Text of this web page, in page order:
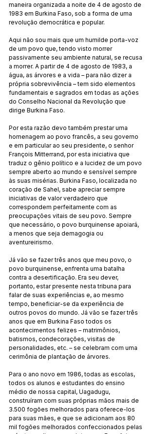
maneira organizada a noite de 4 de agosto de
1983 em Burkina Faso, sob a forma de uma
revolução democrática e popular.
Aqui não sou mais que um humilde porta-voz
de um povo que, tendo visto morrer
passivamente seu ambiente natural, se recusa
a morrer. A partir de 4 de agosto de 1983, a
água, as árvores e a vida – para não dizer a
própria sobrevivência – tem sido elementos
fundamentais e sagrados em todas as ações
do Conselho Nacional da Revolução que
dirige Burkina Faso.
Por esta razão devo também prestar uma
homenagem ao povo francês, a seu governo
e em particular ao seu presidente, o senhor
François Mitterrand, por esta iniciativa que
traduz o gênio político e a lucidez de um povo
sempre aberto ao mundo e sensível sempre
às suas misérias. Burkina Faso, localizada no
coração de Sahel, sabe apreciar sempre
iniciativas de valor verdadeiro que
correspondem perfeitamente com as
preocupações vitais de seu povo. Sempre
que necessário, o povo burquinense apoiará,
a menos que seja demagogia ou
aventureirismo.
Já vão se fazer três anos que meu povo, o
povo burquinense, enfrenta uma batalha
contra a desertificação. Era seu dever,
portanto, estar presente nesta tribuna para
falar de suas experiências e, ao mesmo
tempo, beneficiar-se da experiência de
outros povos do mundo. Já vão se fazer três
anos que em Burkina Faso todos os
acontecimentos felizes – matrimônios,
batismos, condecorações, visitas de
personalidades, etc. – se celebram com uma
cerimônia de plantação de árvores.
Para o ano novo em 1986, todas as escolas,
todos os alunos e estudantes do ensino
médio de nossa capital, Uagadugu,
construíram com suas próprias mãos mais de
3.500 fogões melhorados para oferece-los
para suas mães, e que se adicionam aos 80
mil fogões melhorados confeccionados pelas